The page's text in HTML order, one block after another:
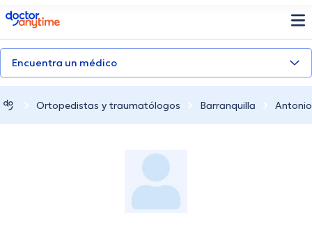
doctoranytime
Encuentra un médico
Ortopedistas y traumatólogos Barranquilla